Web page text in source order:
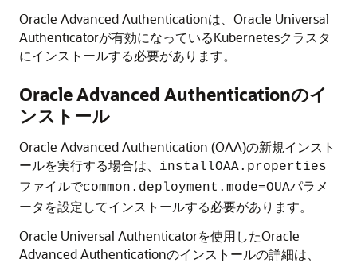
Oracle Advanced Authenticationは、Oracle Universal
Authenticatorが有効になっているKubernetesクラスタ
にインストールする必要があります。
Oracle Advanced Authenticationのイ
ンストール
Oracle Advanced Authentication (OAA)の新規インスト
ールを実行する場合は、
installOAA.properties
ファイルでcommon.deployment.mode=OUAパラメ
ータを設定してインストールする必要があります。
Oracle Universal Authenticatorを使用したOracle
Advanced Authenticationのインストールの詳細は、